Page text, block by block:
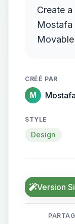
Create
Mostafa
CRÉÉ PAR
M
STYLE
Design
Version